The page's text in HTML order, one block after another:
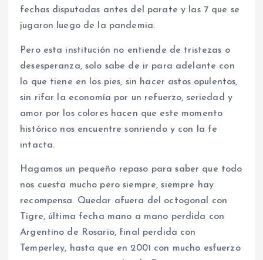
fechas disputadas antes del parate y las 7 que se
jugaron luego de la pandemia.
Pero esta institución no entiende de tristezas o
desesperanza, solo sabe de ir para adelante con
lo que tiene en los pies, sin hacer astos opulentos,
sin rifar la economía por un refuerzo, seriedad y
amor por los colores hacen que este momento
histórico nos encuentre sonriendo y con la fe
intacta.
Hagamos un pequeño repaso para saber que todo
nos cuesta mucho pero siempre, siempre hay
recompensa. Quedar afuera del octogonal con
Tigre, última fecha mano a mano perdida con
Argentino de Rosario, final perdida con
Temperley, hasta que en 2001 con mucho esfuerzo